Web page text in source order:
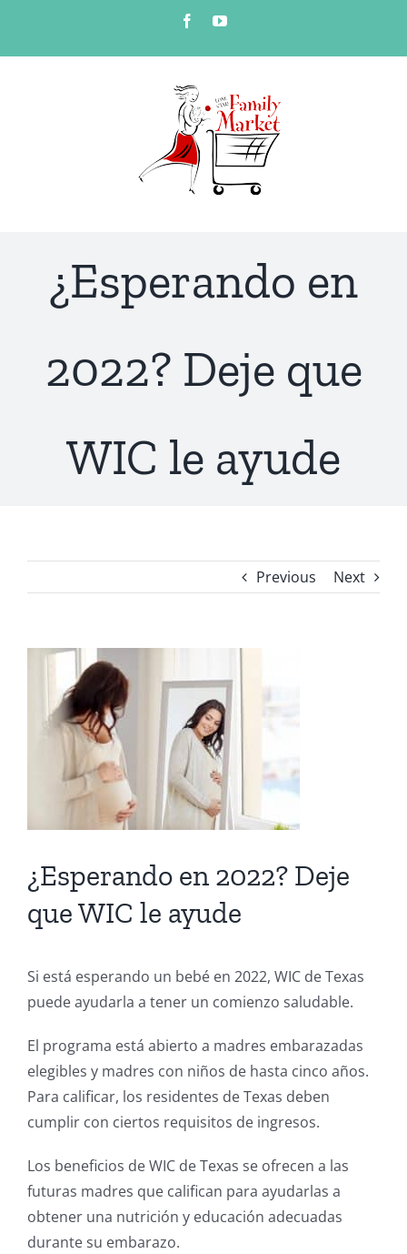
content
FacebookYouTube
¿Esperando en
2022? Deje que
WIC le ayude
Previous Next
View
Larger
Image
¿Esperando en 2022? Deje
que WIC le ayude
Si está esperando un bebé en 2022, WIC de Texas
puede ayudarla a tener un comienzo saludable.
El programa está abierto a madres embarazadas
elegibles y madres con niños de hasta cinco años.
Para calificar, los residentes de Texas deben
cumplir con ciertos requisitos de ingresos.
Los beneficios de WIC de Texas se ofrecen a las
futuras madres que califican para ayudarlas a
obtener una nutrición y educación adecuadas
durante su embarazo.